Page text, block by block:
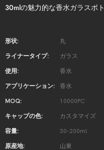
30mlの魅力的な香水ガラスボ
形状: 丸
ライナータイプ: ガラス
使用: 香水
アプリケーション: 香水
MOQ: 10000PC
キャップの色: カスタマイズ
容量: 30-200ml
原産地: 山東